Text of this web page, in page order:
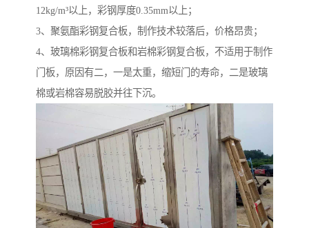
12kg/m³以上，彩钢厚度0.35mm以上；
3、聚氨酯彩钢复合板，制作技术较落后，价格昂贵；
4、玻璃棉彩钢复合板和岩棉彩钢复合板，不适用于制作
门板，原因有二，一是太重，缩短门的寿命，二是玻璃
棉或岩棉容易脱胶并往下沉。